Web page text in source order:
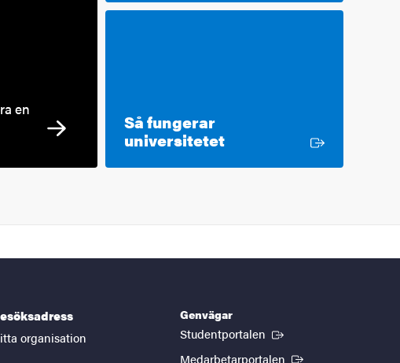
en
Så fungerar
universitetetExtern länk
organisation
Genvägar
Studentportalen (Extern länk)
Medarbetarportalen (Extern länk)